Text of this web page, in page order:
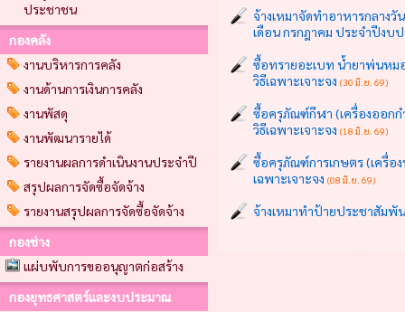
ประชาชน
กองคลัง
งานบริหารการคลัง
งานด้านการเงินการคลัง
งานพัสดุ
งานพัฒนารายได้
รายงานผลการดำเนินงานประจำปี
สรุปผลการจัดซื้อจัดจ้าง
รายงานสรุปผลการจัดซื้อจัดจ้าง
กองช่าง
แผ่บพับการขออนุญาตก่อสร้าง
กองยุทธศาสตร์และงบประมาณ
จ้างเหมาจัดทำอาหารกลาง
เดือน กรกฎาคม ประจำปีงบป
ซื้อทรายอะเบท น้ำยาพ่นหม
วิธีเฉพาะเจาะจง (30 มิ.ย. 69)
ซื้อครุภัณฑ์กีฬา (เครื่องออก
วิธีเฉพาะเจาะจง (18 มิ.ย. 69)
ซื้อครุภัณฑ์การเกษตร (เครื่
เฉพาะเจาะจง (08 มิ.ย. 69)
จ้างเหมาทำป้ายประชาสัมพัน